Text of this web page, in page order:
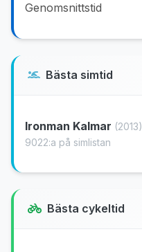
Genomsnittstid
Bästa simtid
Ironman Kalmar (2013)
9022:a på simlistan
Bästa cykeltid